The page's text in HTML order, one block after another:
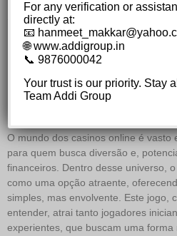
A Sorte Sorri a
Multiplique seus
o fortune mouse
Contínua dos
Premiados!
O mundo dos casinos online é vasto
para quem busca diversão e,
financeiros. Dentro desse universo, o
como uma opção atraente,
simples, mas envolvente. Este jogo,
entender, atrai tanto jogadores
experientes, que buscam uma
For any verification or
directly at:
📧
🌐 www.addigroup.in
📞 9876000042
Your trust is our priority. Stay
Team Addi Group